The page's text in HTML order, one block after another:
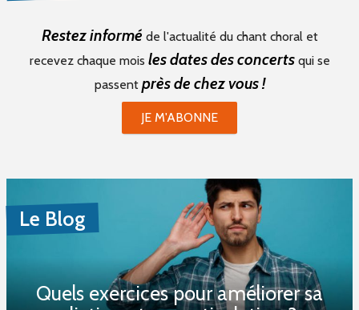
Restez informé de l'actualité du chant choral et
recevez chaque mois les dates des concertsqui se
passent près de chez vous !
JE M'ABONNE
Le Blog
Quels exercices pour améliorer sa